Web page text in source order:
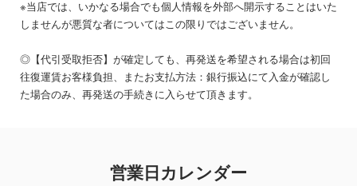
※当店では、いかなる場合でも個人情報を外部へ開示することはいた
しませんが悪質な者についてはこの限りではございません。
◎【代引受取拒否】が確定しても、再発送を希望される場合は初回
往復運賃お客様負担、またお支払方法：銀行振込にて入金が確認し
た場合のみ、再発送の手続きに入らせて頂きます。
営業日カレンダー